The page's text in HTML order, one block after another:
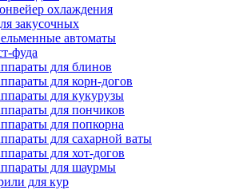
охлаждения
закусочных
автоматы
фуда
для блинов
для корн-догов
для кукурузы
для пончиков
для попкорна
для сахарной ваты
для хот-догов
для шаурмы
для кур